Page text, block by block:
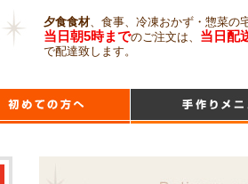
夕食食材、食事、冷凍おかず・惣菜の
当日朝5時までのご注文は、 当日配
で配達致します。